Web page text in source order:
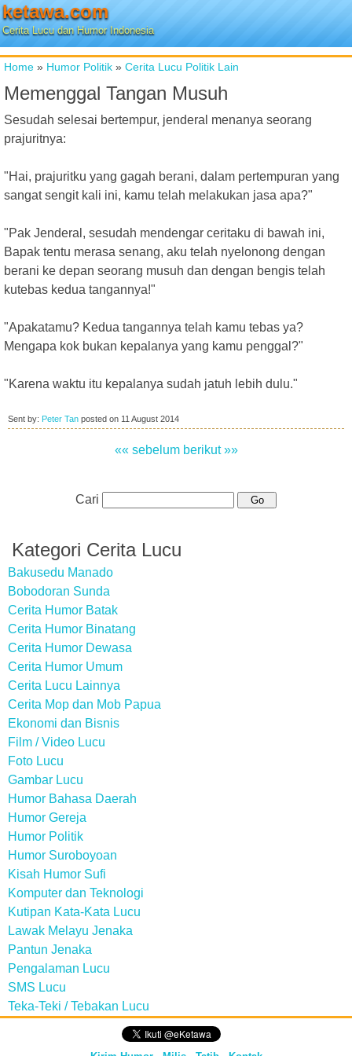
ketawa.com
Cerita Lucu dan Humor Indonesia
Home » Humor Politik » Cerita Lucu Politik Lain
Memenggal Tangan Musuh
Sesudah selesai bertempur, jenderal menanya seorang
prajuritnya:
"Hai, prajuritku yang gagah berani, dalam pertempuran yang
sangat sengit kali ini, kamu telah melakukan jasa apa?"
"Pak Jenderal, sesudah mendengar ceritaku di bawah ini,
Bapak tentu merasa senang, aku telah nyelonong dengan
berani ke depan seorang musuh dan dengan bengis telah
kutebas kedua tangannya!"
"Apakatamu? Kedua tangannya telah kamu tebas ya?
Mengapa kok bukan kepalanya yang kamu penggal?"
"Karena waktu itu kepalanya sudah jatuh lebih dulu."
Sent by: Peter Tan posted on 11 August 2014
«« sebelum berikut »»
Cari
Kategori Cerita Lucu
Bakusedu Manado
Bobodoran Sunda
Cerita Humor Batak
Cerita Humor Binatang
Cerita Humor Dewasa
Cerita Humor Umum
Cerita Lucu Lainnya
Cerita Mop dan Mob Papua
Ekonomi dan Bisnis
Film / Video Lucu
Foto Lucu
Gambar Lucu
Humor Bahasa Daerah
Humor Gereja
Humor Politik
Humor Suroboyoan
Kisah Humor Sufi
Komputer dan Teknologi
Kutipan Kata-Kata Lucu
Lawak Melayu Jenaka
Pantun Jenaka
Pengalaman Lucu
SMS Lucu
Teka-Teki / Tebakan Lucu